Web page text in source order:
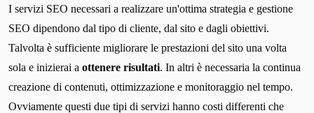
I servizi SEO necessari a realizzare un'ottima strategia e gestione
SEO dipendono dal tipo di cliente, dal sito e dagli obiettivi.
Talvolta è sufficiente migliorare le prestazioni del sito una volta
sola e inizierai a ottenere risultati. In altri è necessaria la continua
creazione di contenuti, ottimizzazione e monitoraggio nel tempo.
Ovviamente questi due tipi di servizi hanno costi differenti che